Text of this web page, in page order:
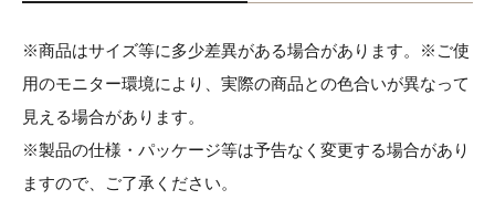
※商品はサイズ等に多少差異がある場合があります。※ご使
用のモニター環境により、実際の商品との色合いが異なって
見える場合があります。
※製品の仕様・パッケージ等は予告なく変更する場合があり
ますので、ご了承ください。